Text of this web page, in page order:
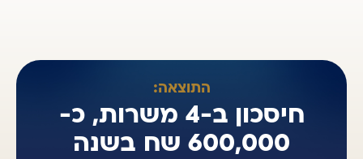
התוצאה:
חיסכון ב-4 משרות, כ-
600,000 שח בשנה